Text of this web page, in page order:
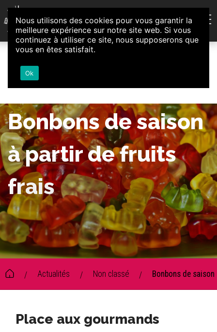
Aller au contenu
Association d'Animation et d'Initiatives Citoyennes
Loire-Authion
Bonbons de saison
à partir de fruits
frais
/ Actualités / Non classé / Bonbons de
Place aux gourmands
Nous utilisons des cookies pour vous garantir la
meilleure expérience sur notre site web. Si vous
continuez à utiliser ce site, nous supposerons que
vous en êtes satisfait.
Ok